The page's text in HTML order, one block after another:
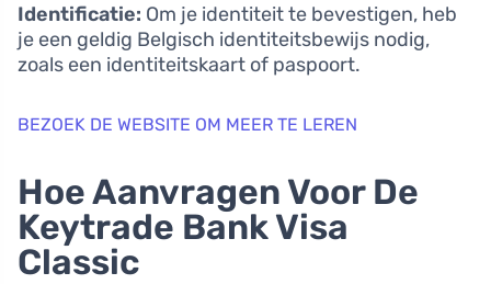
Identificatie: Om je identiteit te bevestigen, heb
je een geldig Belgisch identiteitsbewijs nodig,
zoals een identiteitskaart of paspoort.
BEZOEK DE WEBSITE OM MEER TE LEREN
Hoe Aanvragen Voor De
Keytrade Bank Visa
Classic